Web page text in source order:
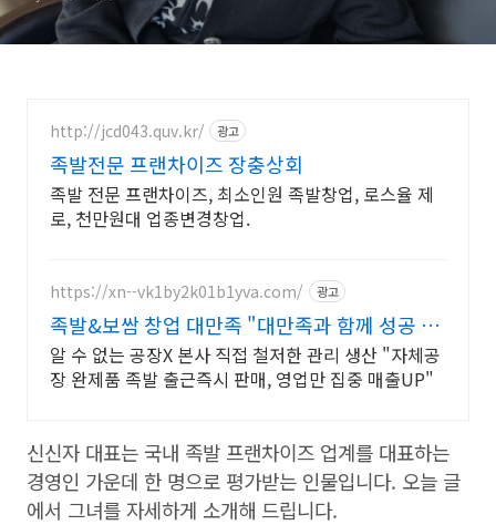
http://jcd043.quv.kr/ 광고
족발전문 프랜차이즈 장충상회
족발 전문 프랜차이즈, 최소인원 족발창업, 로스율 제
로, 천만원대 업종변경창업.
https://xn--vk1by2k01b1yva.com/ 광고
족발&보쌈 창업 대만족 "대만족과 함께 성공 창
업"
알 수 없는 공장X 본사 직접 철저한 관리 생산 "자체공
장 완제품 족발 출근즉시 판매, 영업만 집중 매출UP"
신신자 대표는 국내 족발 프랜차이즈 업계를 대표하는
경영인 가운데 한 명으로 평가받는 인물입니다. 오늘 글
에서 그녀를 자세하게 소개해 드립니다.